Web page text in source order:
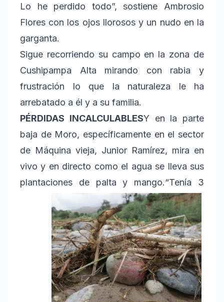
Lo he perdido todo”, sostiene Ambrosio
Flores con los ojos llorosos y un nudo en la
garganta.
Sigue recorriendo su campo en la zona de
Cushipampa Alta mirando con rabia y
frustración lo que la naturaleza le ha
arrebatado a él y a su familia.
PÉRDIDAS INCALCULABLESY en la parte
baja de Moro, específicamente en el sector
de Máquina vieja, Junior Ramírez, mira en
vivo y en directo como el agua se lleva sus
plantaciones de palta y mango.“Tenía 3